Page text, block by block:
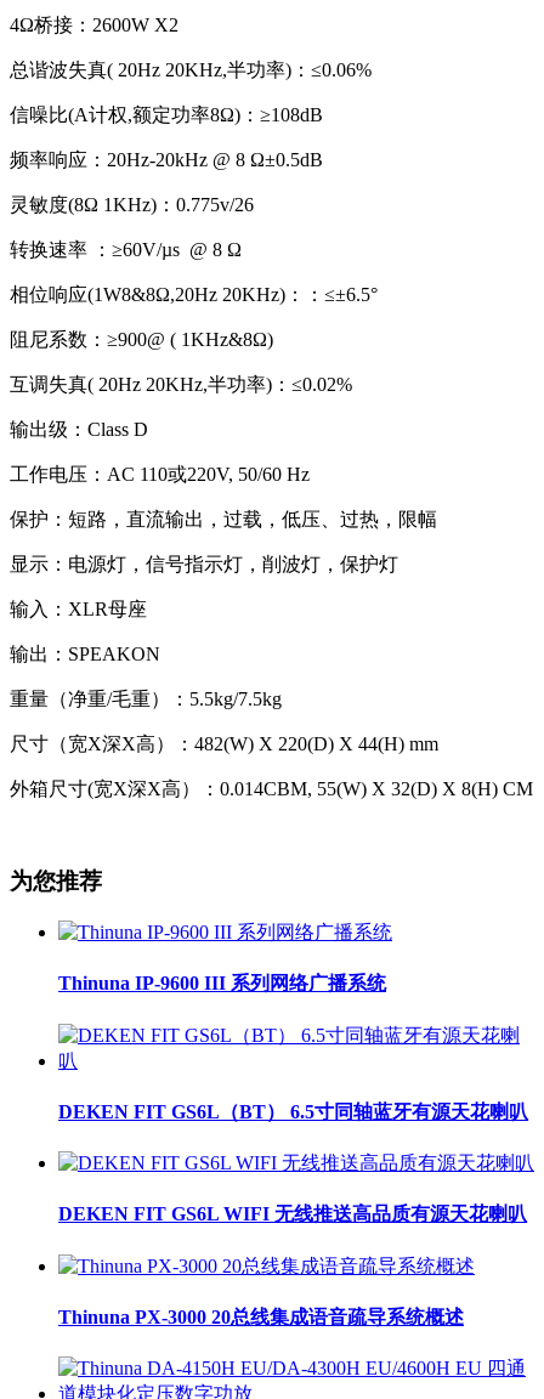
4Ω桥接：2600W X2
总谐波失真( 20Hz 20KHz,半功率)：≤0.06%
信噪比(A计权,额定功率8Ω)：≥108dB
频率响应：20Hz-20kHz @ 8 Ω±0.5dB
灵敏度(8Ω 1KHz)：0.775v/26
转换速率 ：≥60V/µs @ 8 Ω
相位响应(1W8&8Ω,20Hz 20KHz)：：≤±6.5°
阻尼系数：≥900@ ( 1KHz&8Ω)
互调失真( 20Hz 20KHz,半功率)：≤0.02%
输出级：Class D
工作电压：AC 110或220V, 50/60 Hz
保护：短路，直流输出，过载，低压、过热，限幅
显示：电源灯，信号指示灯，削波灯，保护灯
输入：XLR母座
输出：SPEAKON
重量（净重/毛重）：5.5kg/7.5kg
尺寸（宽X深X高）：482(W) X 220(D) X 44(H) mm
外箱尺寸(宽X深X高）：0.014CBM, 55(W) X 32(D) X 8(H) CM
为您推荐
Thinuna IP-9600 III 系列网络广播系统
DEKEN FIT GS6L（BT） 6.5寸同轴蓝牙有源天花喇叭
DEKEN FIT GS6L WIFI 无线推送高品质有源天花喇叭
Thinuna PX-3000 20总线集成语音疏导系统概述